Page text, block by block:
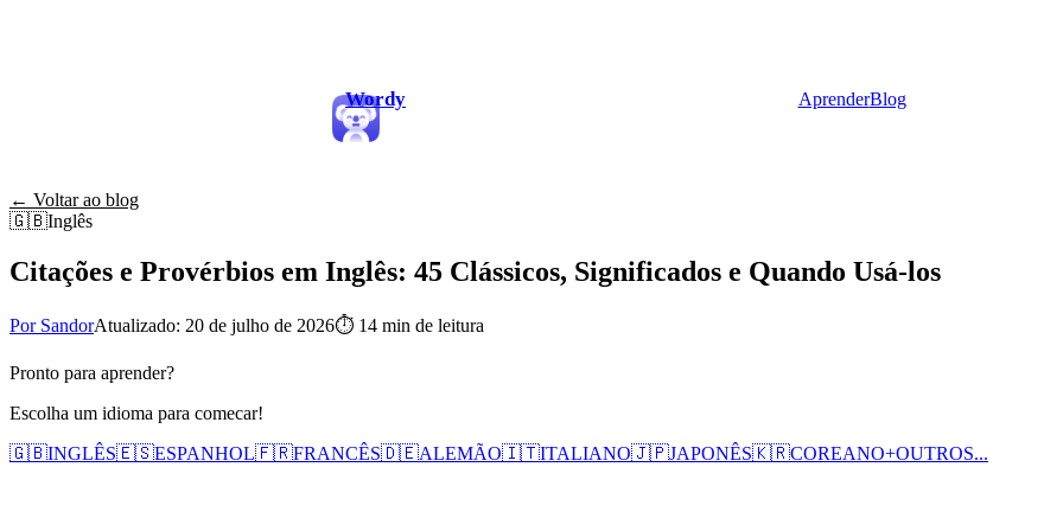
Wordy AprenderBlog
← Voltar ao blog
🇬🇧Inglês
Citações e Provérbios em Inglês: 45 Clássicos, Significados e Quando Usá-los
Por SandorAtualizado: 20 de julho de 2026⏱ 14 min de leitura
Pronto para aprender?
Escolha um idioma para comecar!
🇬🇧INGLÊS🇪🇸ESPANHOL🇫🇷FRANCÊS🇩🇪ALEMÃO🇮🇹ITALIANO🇯🇵JAPONÊS🇰🇷COREANO+OUTROS...